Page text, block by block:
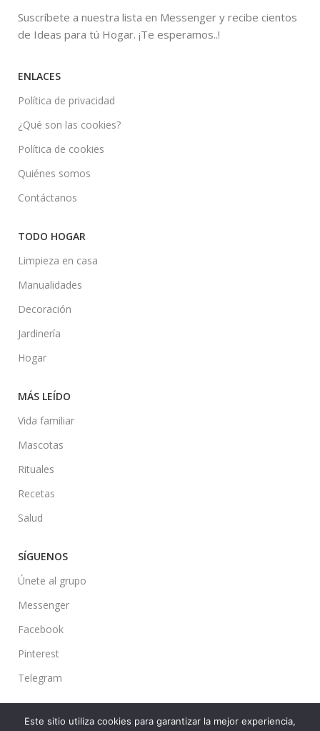
Suscríbete a nuestra lista en Messenger y recibe cientos
de Ideas para tú Hogar. ¡Te esperamos..!
ENLACES
Política de privacidad
¿Qué son las cookies?
Política de cookies
Quiénes somos
Contáctanos
TODO HOGAR
Limpieza en casa
Manualidades
Decoración
Jardinería
Hogar
MÁS LEÍDO
Vida familiar
Mascotas
Rituales
Recetas
Salud
SÍGUENOS
Únete al grupo
Messenger
Facebook
Pinterest
Telegram
Este sitio utiliza cookies para garantizar la mejor experiencia,